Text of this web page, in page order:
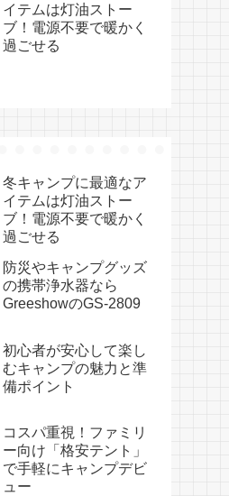
イテムは灯油ストー
ブ！電源不要で暖かく
過ごせる
冬キャンプに最適なア
イテムは灯油ストー
ブ！電源不要で暖かく
過ごせる
防災やキャンプグッズ
の携帯浄水器なら
GreeshowのGS-2809
初心者が安心して楽し
むキャンプの魅力と準
備ポイント
コスパ重視！ファミリ
ー向け「格安テント」
で手軽にキャンプデビ
ュー